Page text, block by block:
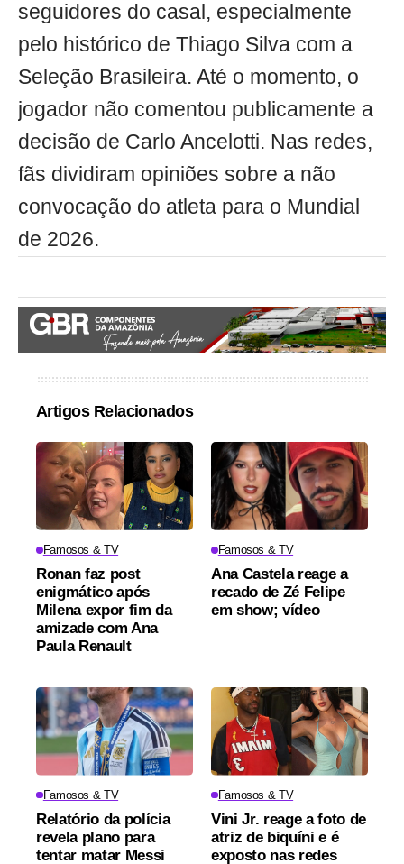
seguidores do casal, especialmente
pelo histórico de Thiago Silva com a
Seleção Brasileira. Até o momento, o
jogador não comentou publicamente a
decisão de Carlo Ancelotti. Nas redes,
fãs dividiram opiniões sobre a não
convocação do atleta para o Mundial
de 2026.
Artigos Relacionados
Famosos & TV
Ronan faz post
enigmático após
Milena expor fim da
amizade com Ana
Paula Renault
Famosos & TV
Ana Castela reage a
recado de Zé Felipe
em show; vídeo
Famosos & TV
Relatório da polícia
revela plano para
tentar matar Messi
Famosos & TV
Vini Jr. reage a foto de
atriz de biquíni e é
exposto nas redes